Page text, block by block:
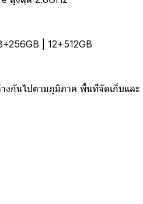
| 12+512GB
กันไปตามภูมิภาค พื้นที่จัดเก็บและ